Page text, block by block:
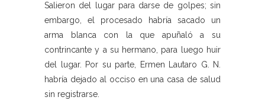
Salieron del lugar para darse de golpes; sin
embargo, el procesado habría sacado un
arma blanca con la que apuñaló a su
contrincante y a su hermano, para luego huir
del lugar. Por su parte, Ermen Lautaro G. N.
habría dejado al occiso en una casa de salud
sin registrarse.